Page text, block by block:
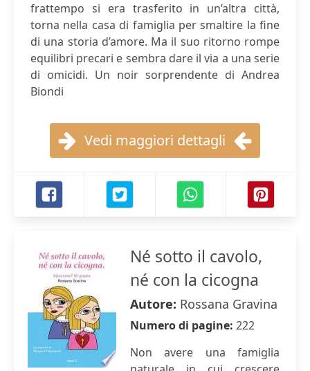
frattempo si era trasferito in un’altra città,
torna nella casa di famiglia per smaltire la fine
di una storia d’amore. Ma il suo ritorno rompe
equilibri precari e sembra dare il via a una serie
di omicidi. Un noir sorprendente di Andrea
Biondi
Vedi maggiori dettagli
Né sotto il cavolo,
né con la cicogna
Autore: Rossana Gravina
Numero di pagine: 222
Non avere una famiglia